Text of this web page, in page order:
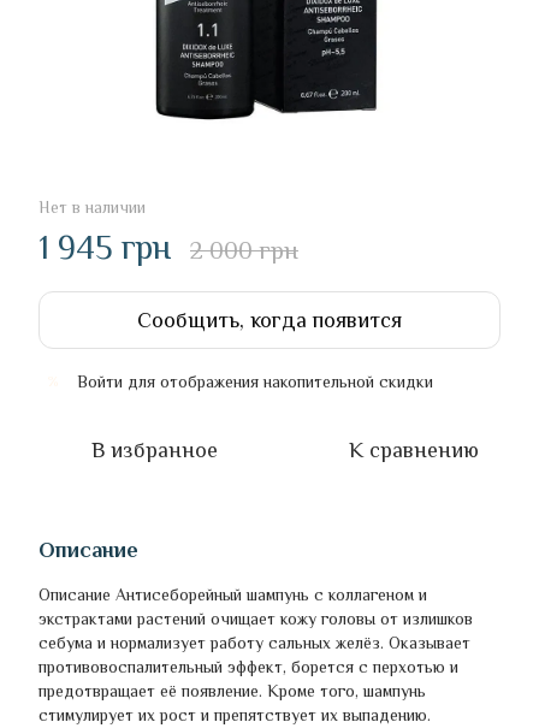
Нет в наличии
1 945 грн 2 000 грн
Сообщить, когда появится
Войти для отображения накопительной скидки
В избранное К сравнению
Описание
Описание Антисеборейный шампунь с коллагеном и
экстрактами растений очищает кожу головы от излишков
себума и нормализует работу сальных желёз. Оказывает
противовоспалительный эффект, борется с перхотью и
предотвращает её появление. Кроме того, шампунь
стимулирует их рост и препятствует их выпадению.